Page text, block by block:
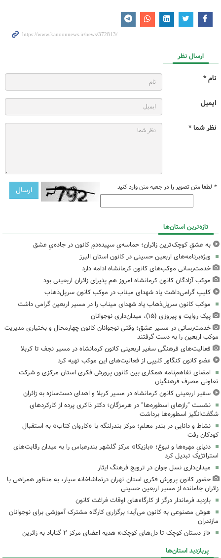
ارسال نظر
نام *
ایمیل
نظر شما *
* لطفا متن تصویر را در جعبه متن وارد کنید
تازه‌ترین استان‌ها
به عشقِ کوچک‌ترین زائران؛ حماسه‌یِ سپیده‌دمِ کانون در جاده‌یِ عشق
ویژه‌برنامه‌های اربعین حسینی در کانون استان البرز
خدمت‌رسانی موکب‌های کانون کرمانشاه ادامه دارد
موکب آزادگان کانون کرمانشاه امروز هم پذیرای زائران اربعینی بود
کلیپ گرامی‌داشت یاد شهدای میناب در موکب کانون سرپل‌ذهاب
موکب کانون سرپل‌ذهاب یاد شهدای میناب را در مسیر اربعین گرامی داشت
پیک روایت و پیروزی (۱۵)، میدان‌داری نوجوانان
خدمت‌رسانی در مسیر عشق؛ وقتی نوجوانان کانون چهارمحال و بختیاری مدیریت
موکب اربعین را به دست گرفتند
فعالیت‌های فرهنگی سفیر اربعینی کانون کرمانشاه در مسیر نجف تا کربلا
عضو کانون کنگاور کلیپی از فعالیت‌های این موکب تهیه کرد
امضای تفاهم‌نامه همکاری بین کانون پرورش فکری استان مرکزی و شرکت
تعاونی مصرف فرهنگیان
سفیر اربعینی کانون کرمانشاه در مسیر کربلا و اهدای دست‌سازه به زائران
نشست “رازهای اسطوره‌ها” در هرمزگان؛ دکتر ذاکری پرده از کارکردهای
شگفت‌انگیز اسطوره‌ها برداشت
نشاط و دانایی در بندر معلم؛ مرکز بندرلنگه با «کاروان کتاب» به استقبال
کودکان رفت
دنیایِ مهره‌ها و نبوغ؛ «بازیکا» مرکز گلشهر بندرعباس را به میدان رقابت‌های
استراتژیک تبدیل کرد
میدان‌داری نسل جوان در ترویج فرهنگ ایثار
حضور کانون پرورش فکری استان تهران درتماشاخانه سیار، به منظور همراهی با
زائران جامانده از مسیر اربعین حسینی
بازدید فرماندار درگز از کارگاه‌های اوقات فراغت کانون
هوش مصنوعی به کانون می‌آید؛ برگزاری کارگاه مشترک آموزشی برای نوجوانان
مازندران
«از دستان کوچک تا دل‌های کوچک» هدیه اعضای مرکز ۲ گناباد به زائرین
پربازدید استان‌ها